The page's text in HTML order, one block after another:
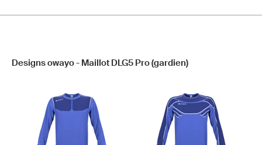
Designs owayo - Maillot DLG5 Pro (gardien)